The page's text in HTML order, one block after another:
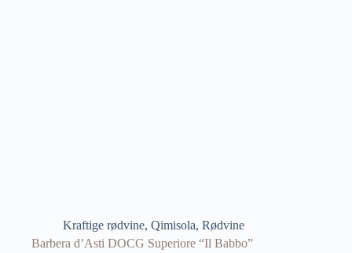
Kraftige rødvine, Qimisola, Rødvine
Barbera d’Asti DOCG Superiore “Il Babbo”